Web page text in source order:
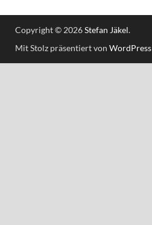
Copyright © 2026Stefan Jäkel.
Mit Stolz präsentiert von WordPress